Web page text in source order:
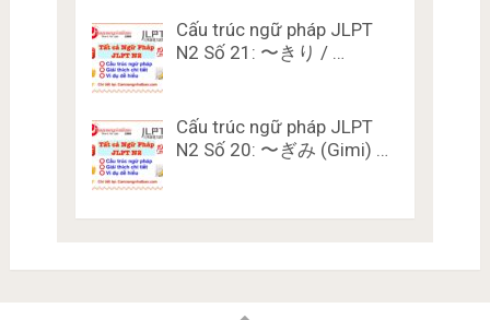
Cấu trúc ngữ pháp JLPT
N2 Số 21: 〜きり / …
Cấu trúc ngữ pháp JLPT
N2 Số 20: 〜ぎみ (Gimi) …